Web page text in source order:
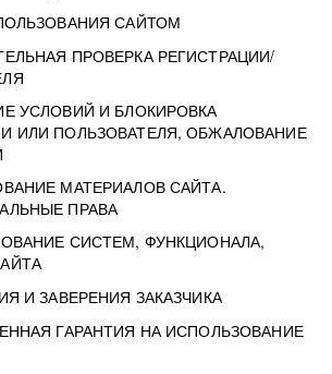
САЙТОМ
ПРОВЕРКА РЕГИСТРАЦИИ/
УСЛОВИЙ И БЛОКИРОВКА
ИЛИ ПОЛЬЗОВАТЕЛЯ, ОБЖАЛОВАНИЕ
МАТЕРИАЛОВ САЙТА.
ПРАВА
СИСТЕМ, ФУНКЦИОНАЛА,
И ЗАВЕРЕНИЯ ЗАКАЗЧИКА
ГАРАНТИЯ НА ИСПОЛЬЗОВАНИЕ